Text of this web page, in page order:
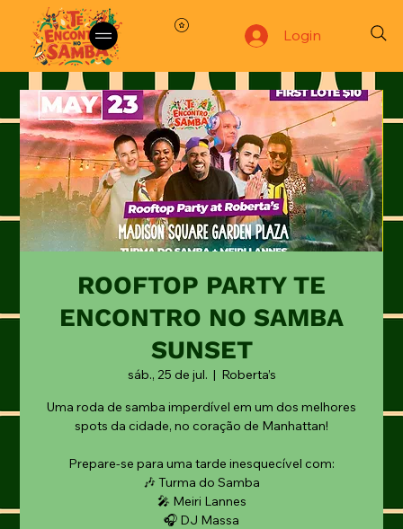
Login
ROOFTOP PARTY TE
ENCONTRO NO SAMBA
SUNSET
sáb., 25 de jul.
  |
Roberta’s
Uma roda de samba imperdível em um dos melhores
spots da cidade, no coração de Manhattan!
Prepare-se para uma tarde inesquecível com:
🎶 Turma do Samba
🎤 Meiri Lannes
🎧 DJ Massa